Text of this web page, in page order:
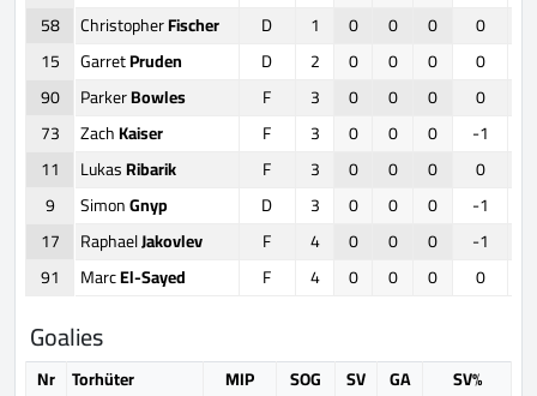
58
ChristopherFischer D 1 0 0 0 0
15
GarretPruden D 2 0 0 0 0
90
ParkerBowles F 3 0 0 0 0
73
ZachKaiser F 3 0 0 0 -1
11
LukasRibarik F 3 0 0 0 0
9
SimonGnyp D 3 0 0 0 -1
17
RaphaelJakovlev F 4 0 0 0 -1
91
MarcEl-Sayed F 4 0 0 0 0
Goalies
Nr Torhüter MIP SOG SV GA
SV%